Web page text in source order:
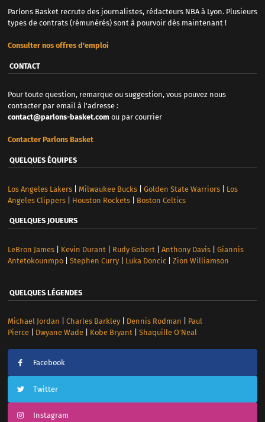
Parlons Basket recrute des journalistes, rédacteurs NBA à Lyon. Plusieurs
types de contrats (rémunérés) sont à pourvoir dès maintenant !
Consulter nos offres d'emploi
CONTACT
Pour toute question, remarque ou suggestion, vous pouvez nous
contacter par email à l'adresse :
contact@parlons-basket.com ou par courrier
Contacter Parlons Basket
QUELQUES ÉQUIPES
Los Angeles Lakers| Milwaukee Bucks| Golden State Warriors| Los
Angeles Clippers| Houston Rockets| Boston Celtics
QUELQUES JOUEURS
LeBron James| Kevin Durant Rudy Gobert Anthony Davis| Giannis
Antetokounmpo| Stephen Curry| Luka Doncic| Zion Williamson
QUELQUES LÉGENDES
Michael Jordan Charles Barkley| Dennis Rodman
Paul
Pierce| Dwyane Wade| Kobe Bryant| Shaquille O’Neal
Facebook
Twitter
Instagram